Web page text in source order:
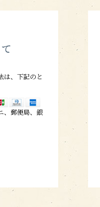
は、下記のと
、郵便局、銀